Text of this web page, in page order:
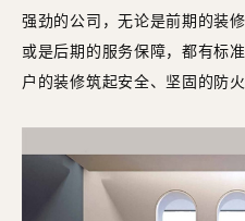
强劲的公司，无论是前期的装
或是后期的服务保障，都有标
户的装修筑起安全、坚固的防火